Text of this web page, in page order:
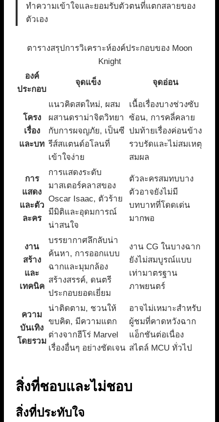
ทำความเข้าใจและยอมรับตัวตนที่แตกสลายของ
ตัวเอง
ตารางสรุปการวิเคราะห์องค์ประกอบของ Moon
Knight
องค์
ประกอบ
จุดแข็ง จุดอ่อน
โครง
เรื่อง
และบท
แนวคิดสดใหม่, ผสม
ผสานดราม่าจิตวิทยา
กับการผจญภัย, เป็นซี
รีส์สแตนด์อโลนที่
เข้าใจง่าย
เนื้อเรื่องบางช่วงซับ
ซ้อน, การคลี่คลาย
ปมท้ายเรื่องค่อนข้าง
รวบรัดและไม่สมเหตุ
สมผล
การ
แสดง
และตัว
ละคร
การแสดงระดับ
มาสเตอร์คลาสของ
Oscar Isaac, ตัวร้าย
มีมิติและอุดมการณ์
น่าสนใจ
ตัวละครสมทบบาง
ตัวอาจยังไม่มี
บทบาทที่โดดเด่น
มากพอ
งาน
สร้าง
และ
เทคนิค
บรรยากาศลึกลับน่า
ค้นหา, การออกแบบ
ฉากและมุมกล้อง
สร้างสรรค์, ดนตรี
ประกอบยอดเยี่ยม
งาน CG ในบางฉาก
ยังไม่สมบูรณ์แบบ
เท่ามาตรฐาน
ภาพยนตร์
ความ
บันเทิง
โดยรวม
น่าติดตาม, ชวนให้
ขบคิด, มีความแตก
ต่างจากฮีโร่ Marvel
เรื่องอื่นๆ อย่างชัดเจน
อาจไม่เหมาะสำหรับ
ผู้ชมที่คาดหวังฉาก
แอ็กชันต่อเนื่อง
สไตล์ MCU ทั่วไป
สิ่งที่ชอบและไม่ชอบ
สิ่งที่ประทับใจ